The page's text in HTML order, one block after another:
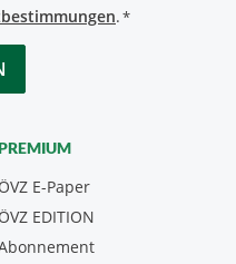
.*
ÖVZ E-Paper
ÖVZ EDITION